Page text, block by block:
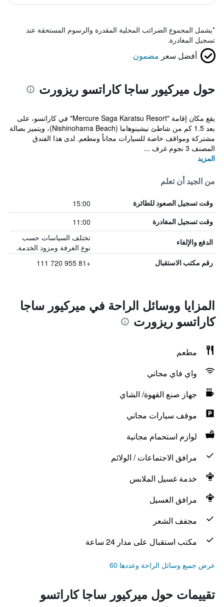
*يشمل المجموع الضرائب المحلية المقدرة والرسوم المستحقة عند
تسجيل المغادرة.
أفضل سعر مضمون
حول ميركيور ساجا كاراتسو ريزورت
يقع مكان إقامة "Mercure Saga Karatsu Resort" في كاراتسو، على
بعد 1.5 كم من شاطئ نيشينوهاما (Nishinohama Beach)، ويتميز بصالة
مشتركة ومواقف خاصة للسيارات مجاناً ومطعم. لدى هذا الفندق
المصنف 3 نجوم غرف ...
المزيد
من الجيد أن تعلم
وقت تسجيل الصعود للطائرة 15:00
وقت تسجيل المغادرة 11:00
الدفع والإلغاء
تختلف السياسات حسب
نوع الغرفة ومزود الخدمة.
رقم مكتب الاستقبال +81 955 720 111
المزايا ووسائل الراحة في ميركيور ساجا
كاراتسو ريزورت
مطعم
واي فاي مجاني
جهاز صنع القهوة/ الشاي
موقف سيارات مجاني
لوازم استحمام مجانية
مرافق الاجتماعات / الولائم
خدمة غسيل الملابس
مرافق الغسيل
مجفف الشعر
مكتب استقبال على مدار 24 ساعة
عرض جميع وسائل الراحة وعددها 60
تقييمات حول ميركيور ساجا كاراتسو